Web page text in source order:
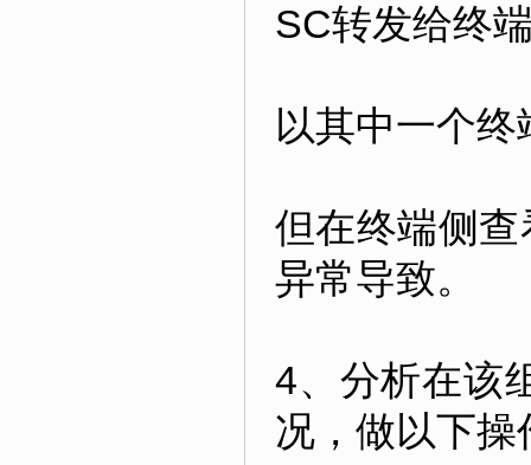
SC转发给终
以其中一个终
但在终端侧
异常导致。
4、分析在该
况，做以下